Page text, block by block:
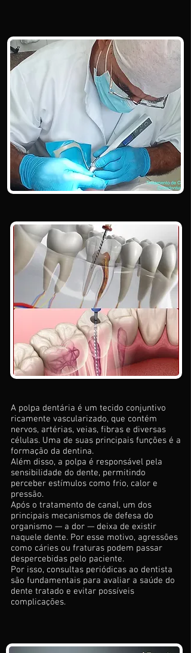
A polpa dentária é um tecido conjuntivo
ricamente vascularizado, que contém
nervos, artérias, veias, fibras e diversas
células. Uma de suas principais funções é a
formação da dentina.
Além disso, a polpa é responsável pela
sensibilidade do dente, permitindo
perceber estímulos como frio, calor e
pressão.
Após o tratamento de canal, um dos
principais mecanismos de defesa do
organismo — a dor — deixa de existir
naquele dente. Por esse motivo, agressões
como cáries ou fraturas podem passar
despercebidas pelo paciente.
Por isso, consultas periódicas ao dentista
são fundamentais para avaliar a saúde do
dente tratado e evitar possíveis
complicações.